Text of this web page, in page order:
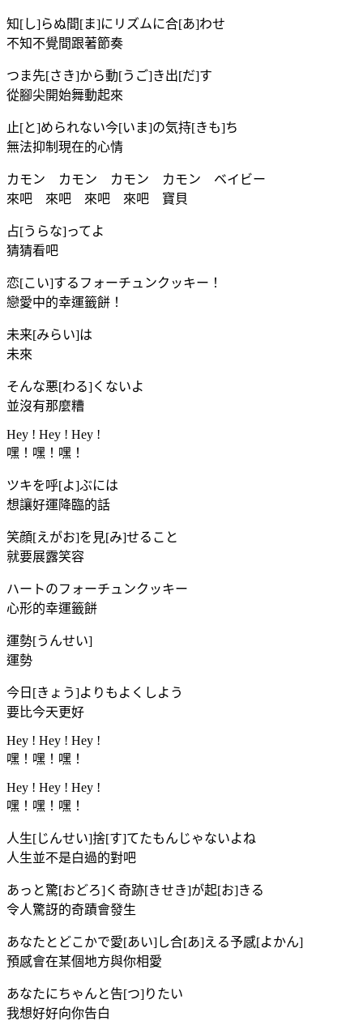
知[し]らぬ間[ま]にリズムに合[あ]わせ
不知不覺間跟著節奏
つま先[さき]から動[うご]き出[だ]す
從腳尖開始舞動起來
止[と]められない今[いま]の気持[きも]ち
無法抑制現在的心情
カモン カモン カモン カモン ベイビー
來吧 來吧 來吧 來吧 寶貝
占[うらな]ってよ
猜猜看吧
恋[こい]するフォーチュンクッキー！
戀愛中的幸運籤餅！
未来[みらい]は
未來
そんな悪[わる]くないよ
並沒有那麼糟
Hey ! Hey ! Hey !
嘿！嘿！嘿！
ツキを呼[よ]ぶには
想讓好運降臨的話
笑顔[えがお]を見[み]せること
就要展露笑容
ハートのフォーチュンクッキー
心形的幸運籤餅
運勢[うんせい]
運勢
今日[きょう]よりもよくしよう
要比今天更好
Hey ! Hey ! Hey !
嘿！嘿！嘿！
Hey ! Hey ! Hey !
嘿！嘿！嘿！
人生[じんせい]捨[す]てたもんじゃないよね
人生並不是白過的對吧
あっと驚[おどろ]く奇跡[きせき]が起[お]きる
令人驚訝的奇蹟會發生
あなたとどこかで愛[あい]し合[あ]える予感[よかん]
預感會在某個地方與你相愛
あなたにちゃんと告[つ]りたい
我想好好向你告白